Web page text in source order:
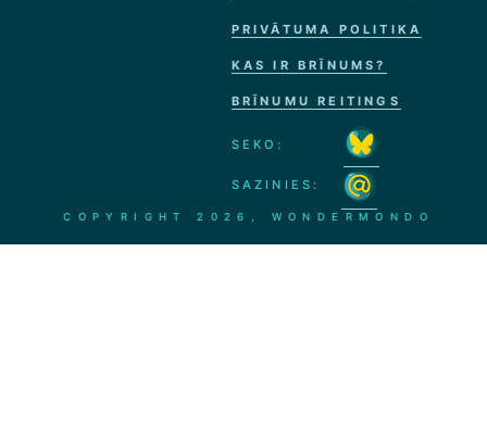
PRIVĀTUMA POLITIKA
KAS IR BRĪNUMS?
BRĪNUMU REITINGS
SEKO:
SAZINIES:
COPYRIGHT2026, WONDERMONDO